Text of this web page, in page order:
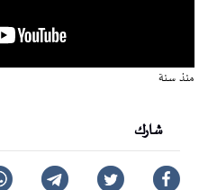
منذ سنة
شارك